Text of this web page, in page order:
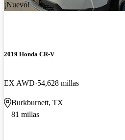
¡Nuevo!
2019 Honda CR-V
EX AWD 54,628 millas
Burkburnett, TX
81 millas